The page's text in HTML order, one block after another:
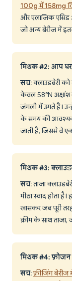
100g में 158mg
और एलाजिक एसिड
जो अन्य बेरीज में
मिथक #2: आप घर
सच: क्लाउडबेरी
केवल 58°N
जंगली में उगते हैं।
के समय की
जाती हैं, जिससे वे
मिथक #3:
सच: ताजा
मीठा स्वाद होता है।
खासकर जब पूरी
क्रीम के साथ ताजा,
मिथक #4:
सच:फ्रीजिंग